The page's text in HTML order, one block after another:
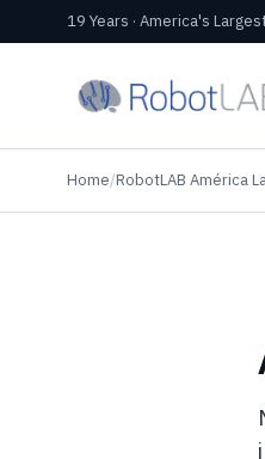
19 Years · America's
Home/RobotLAB América